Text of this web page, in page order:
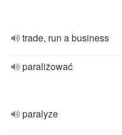
trade, run a business
paraliżować
paralyze